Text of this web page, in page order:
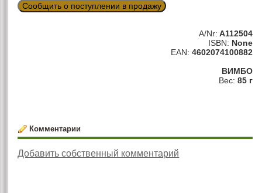
Сообщить о поступлении в продажу
A/Nr: A112504
ISBN: None
EAN: 4602074100882
ВИМБО
Вес: 85 г
Комментарии
Добавить собственный комментарий